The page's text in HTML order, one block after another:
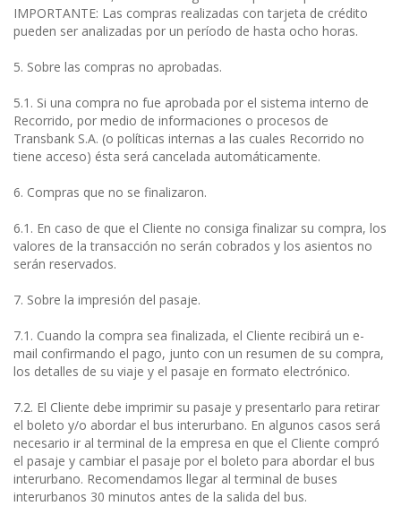
IMPORTANTE: Las compras realizadas con tarjeta de crédito
pueden ser analizadas por un período de hasta ocho horas.
5. Sobre las compras no aprobadas.
5.1. Si una compra no fue aprobada por el sistema interno de
Recorrido, por medio de informaciones o procesos de
Transbank S.A. (o políticas internas a las cuales Recorrido no
tiene acceso) ésta será cancelada automáticamente.
6. Compras que no se finalizaron.
6.1. En caso de que el Cliente no consiga finalizar su compra, los
valores de la transacción no serán cobrados y los asientos no
serán reservados.
7. Sobre la impresión del pasaje.
7.1. Cuando la compra sea finalizada, el Cliente recibirá un e-
mail confirmando el pago, junto con un resumen de su compra,
los detalles de su viaje y el pasaje en formato electrónico.
7.2. El Cliente debe imprimir su pasaje y presentarlo para retirar
el boleto y/o abordar el bus interurbano. En algunos casos será
necesario ir al terminal de la empresa en que el Cliente compró
el pasaje y cambiar el pasaje por el boleto para abordar el bus
interurbano. Recomendamos llegar al terminal de buses
interurbanos 30 minutos antes de la salida del bus.